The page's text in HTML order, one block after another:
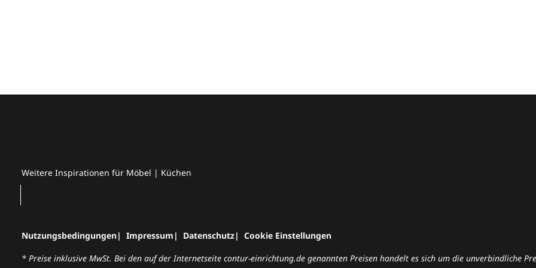
Weitere Inspirationen für Möbel | Küchen
Nutzungsbedingungen Impressum Datenschutz
Cookie Einstellungen
* Preise inklusive MwSt. Bei den auf der Internetseite contur-einrichtung.de genannten Preisen handelt es sich um die unverbindliche